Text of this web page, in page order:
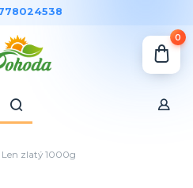
0
Len zlatý 1000g